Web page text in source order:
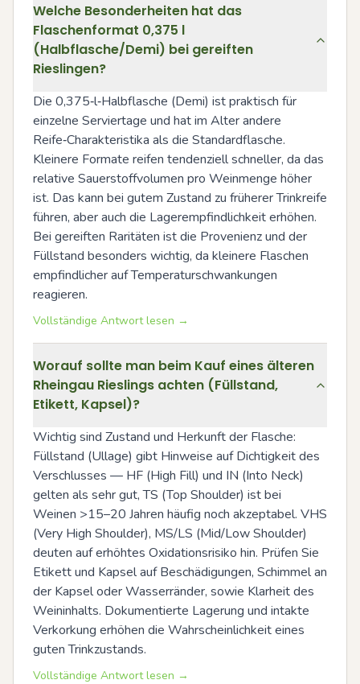
Welche Besonderheiten hat das
Flaschenformat 0,375 l
(Halbflasche/Demi) bei gereiften
Rieslingen?
Die 0,375‑l‑Halbflasche (Demi) ist praktisch für
einzelne Serviertage und hat im Alter andere
Reife‑Charakteristika als die Standardflasche.
Kleinere Formate reifen tendenziell schneller, da das
relative Sauerstoffvolumen pro Weinmenge höher
ist. Das kann bei gutem Zustand zu früherer Trinkreife
führen, aber auch die Lagerempfindlichkeit erhöhen.
Bei gereiften Raritäten ist die Provenienz und der
Füllstand besonders wichtig, da kleinere Flaschen
empfindlicher auf Temperaturschwankungen
reagieren.
Vollständige Antwort lesen →
Worauf sollte man beim Kauf eines älteren
Rheingau Rieslings achten (Füllstand,
Etikett, Kapsel)?
Wichtig sind Zustand und Herkunft der Flasche:
Füllstand (Ullage) gibt Hinweise auf Dichtigkeit des
Verschlusses — HF (High Fill) und IN (Into Neck)
gelten als sehr gut, TS (Top Shoulder) ist bei
Weinen >15–20 Jahren häufig noch akzeptabel. VHS
(Very High Shoulder), MS/LS (Mid/Low Shoulder)
deuten auf erhöhtes Oxidationsrisiko hin. Prüfen Sie
Etikett und Kapsel auf Beschädigungen, Schimmel an
der Kapsel oder Wasserränder, sowie Klarheit des
Weininhalts. Dokumentierte Lagerung und intakte
Verkorkung erhöhen die Wahrscheinlichkeit eines
guten Trinkzustands.
Vollständige Antwort lesen →